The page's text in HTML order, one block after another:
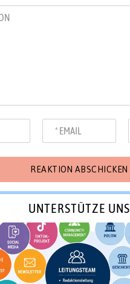
UNTERSTÜTZE UNS